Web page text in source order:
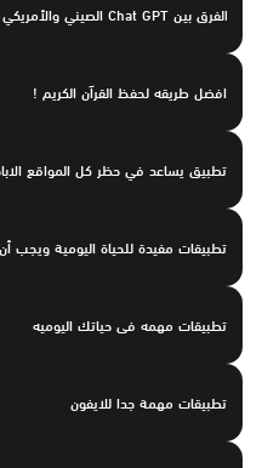
الفرق بين Chat GPT الصيني والأمريكي
افضل طريقه لحفظ القرآن الكريم !
تطبيق يساعد في حظر كل المواقع
تطبيقات مفيدة للحياة اليومية ويجب
تطبيقات مهمه فى حياتك اليوميه
تطبيقات مهمة جدا للايفون